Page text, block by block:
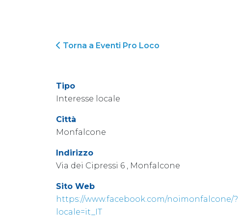
Torna a Eventi Pro Loco
Tipo
Interesse locale
Città
Monfalcone
Indirizzo
Via dei Cipressi 6 , Monfalcone
Sito Web
https://www.facebook.com/noimonfalcone/?
locale=it_IT